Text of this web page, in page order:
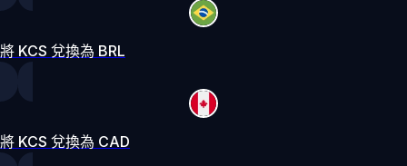
將 KCS 兌換為 BRL
將 KCS 兌換為 CAD